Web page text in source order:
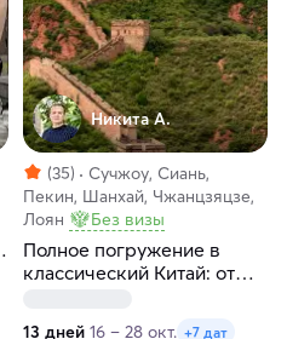
Никита А.
(35)
Сучжоу, Сиань,
Пекин, Шанхай, Чжанцзяцзе,
Лоян
Без визы
Полное погружение в
классический Китай: от
13 дней 16 – 28 окт. +7 дат